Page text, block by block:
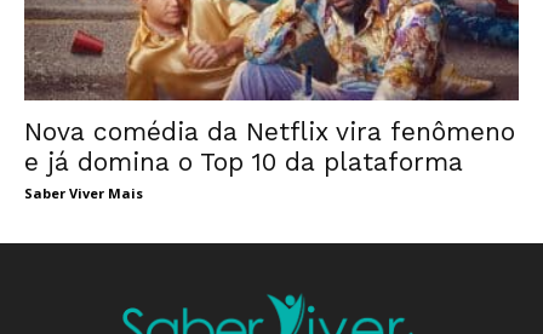
Nova comédia da Netflix vira fenômeno
e já domina o Top 10 da plataforma
Saber Viver Mais